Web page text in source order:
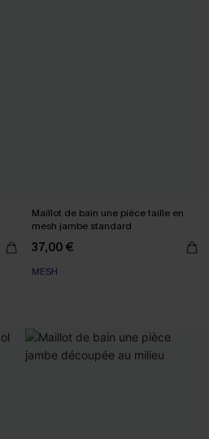
Maillot de bain une pièce taille en
mesh jambe standard
37,00 €
MESH